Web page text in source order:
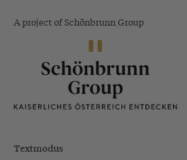
A project of Schönbrunn Group
Textmodus